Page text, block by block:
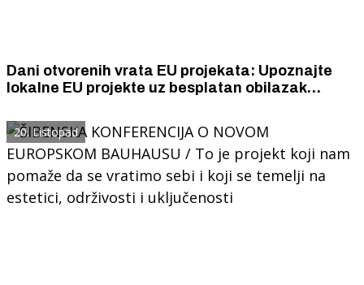
Dani otvorenih vrata EU projekata: Upoznajte
lokalne EU projekte uz besplatan obilazak
20. Listopad